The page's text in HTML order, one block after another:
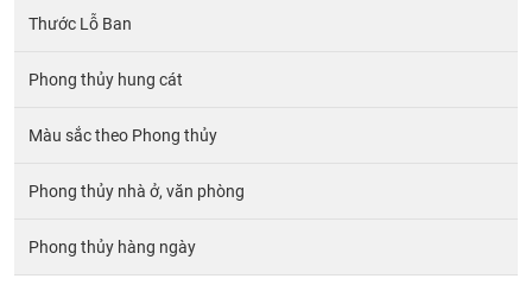
Thước Lỗ Ban
Phong thủy hung cát
Màu sắc theo Phong thủy
Phong thủy nhà ở, văn phòng
Phong thủy hàng ngày